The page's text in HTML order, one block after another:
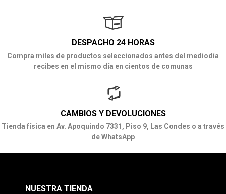
DESPACHO 24 HORAS
Compra miles de productos seleccionados antes del mediodía
recibes en el mismo día en cientos de comunas
CAMBIOS Y DEVOLUCIONES
Tienda física en Av. Apoquindo 7331, Piso 9, Las Condes o a través
de WhatsApp
NUESTRA TIENDA